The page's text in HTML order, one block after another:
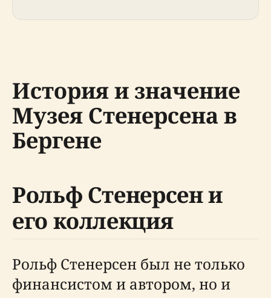
История и значение
Музея Стенерсена в
Бергене
Рольф Стенерсен и
его коллекция
Рольф Стенерсен был не только
финансистом и автором, но и